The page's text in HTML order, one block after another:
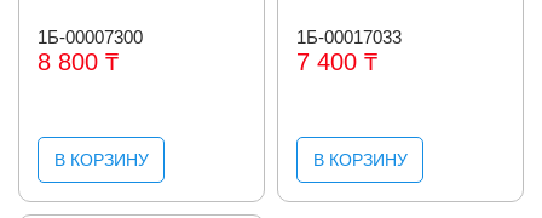
1Б-00007300
8 800 ₸
В КОРЗИНУ
1Б-00017033
7 400 ₸
В КОРЗИНУ